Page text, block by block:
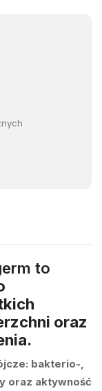
to
oraz
bakterio-,
oraz aktywność